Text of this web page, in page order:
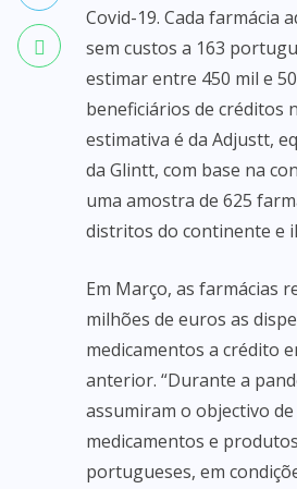
Covid-19. Cada farmácia
sem custos a 163
estimar entre 450 mil e
beneficiários de créditos
estimativa é da Adjustt,
da Glintt, com base na
uma amostra de 625
distritos do continente e
Em Março, as farmácias
milhões de euros as
medicamentos a crédito
anterior. “Durante a
assumiram o objectivo
medicamentos e
portugueses, em